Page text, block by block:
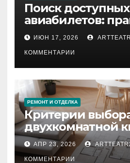
Поиск доступных
авиабилетов:
рекомендации
ИЮН 17, 2026
КОММЕНТАРИИ
РЕМОНТ И ОТДЕЛКА
Критерии
двухкомнатной
планировка,
состояние и
АПР 23, 2026
КОММЕНТАРИИ